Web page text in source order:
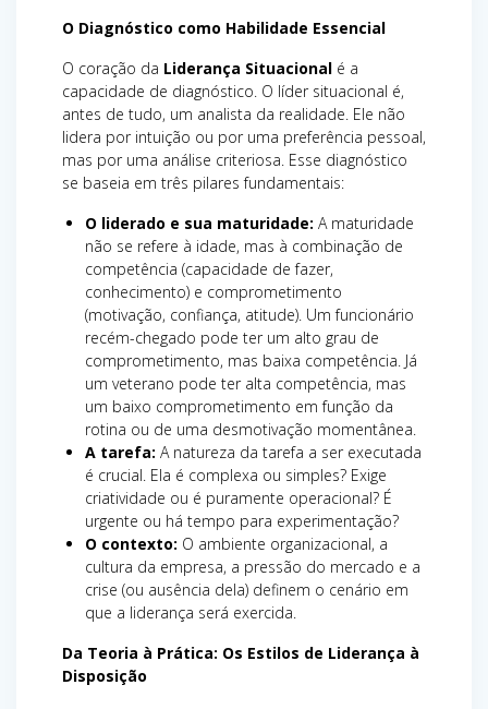
O Diagnóstico como Habilidade Essencial
O coração da Liderança Situacional é a
capacidade de diagnóstico. O líder situacional é,
antes de tudo, um analista da realidade. Ele não
lidera por intuição ou por uma preferência pessoal,
mas por uma análise criteriosa. Esse diagnóstico
se baseia em três pilares fundamentais:
O liderado e sua maturidade: A maturidade
não se refere à idade, mas à combinação de
competência (capacidade de fazer,
conhecimento) e comprometimento
(motivação, confiança, atitude). Um funcionário
recém-chegado pode ter um alto grau de
comprometimento, mas baixa competência. Já
um veterano pode ter alta competência, mas
um baixo comprometimento em função da
rotina ou de uma desmotivação momentânea.
A tarefa: A natureza da tarefa a ser executada
é crucial. Ela é complexa ou simples? Exige
criatividade ou é puramente operacional? É
urgente ou há tempo para experimentação?
O contexto: O ambiente organizacional, a
cultura da empresa, a pressão do mercado e a
crise (ou ausência dela) definem o cenário em
que a liderança será exercida.
Da Teoria à Prática: Os Estilos de Liderança à
Disposição